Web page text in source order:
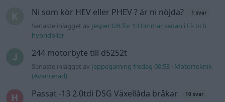
Ni som kör HEV eller PHEV ? är ni nöjda? 1 svar
Senaste inlägget av Jesper328 för 13 timmar sedan i El- och
hybridbilar
244 motorbyte till d5252t
Senaste inlägget av Jeppegaming fredag 00:53 i Motorteknik
(Avancerad)
Passat -13 2.0tdi DSG Växellåda bråkar 10 svar